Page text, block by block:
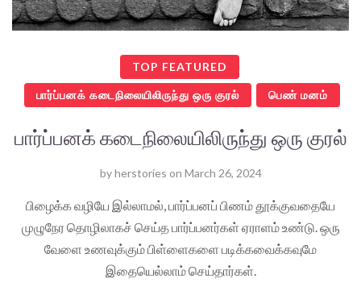
TOP FEATURED
பார்ப்பனக் கடைநிலையிலிருந்து ஒரு குரல் பெண் மனம்
பார்ப்பனக் கடைநிலையிலிருந்து ஒரு குரல்
byherstories on March 26, 2024
பிழைக்க வழியே இல்லாமல், பார்ப்பனப் பிணம் தூக்குவதையே
முழுநேர தொழிலாகச் செய்த பார்ப்பனர்கள் ஏராளம் உண்டு. ஒரு
வேளை உணவுக்கும் பிள்ளைகளை படிக்கவைக்கவுமே
இதையெல்லாம் செய்தார்கள்.